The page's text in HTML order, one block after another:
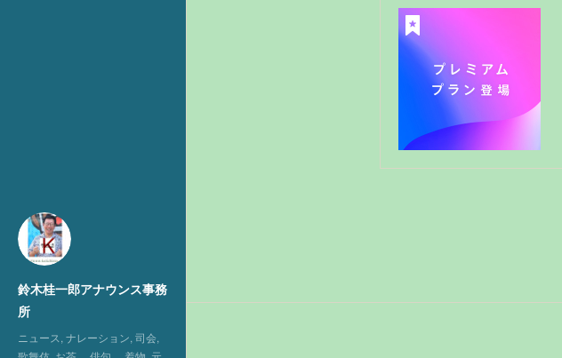
鈴木桂一郎アナウンス事務
所
ニュース, ナレーション, 司会,